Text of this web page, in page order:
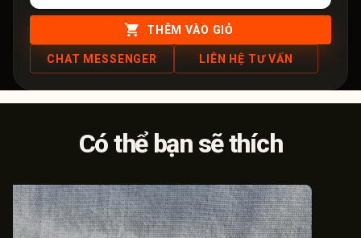
THÊM VÀO GIỎ
CHAT MESSENGER LIÊN HỆ TƯ VẤN
Có thể bạn sẽ thích